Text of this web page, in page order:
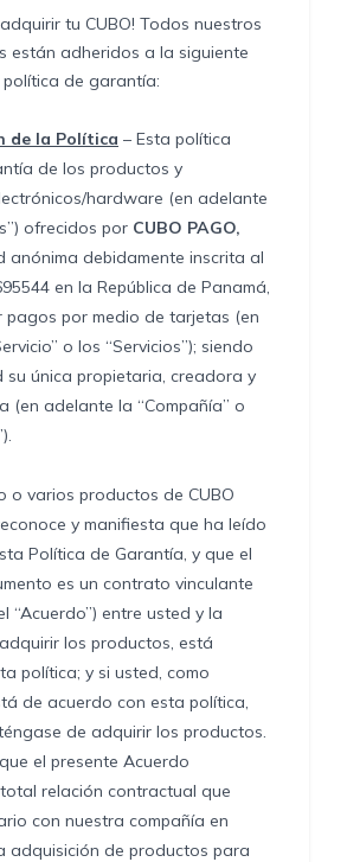
tu CUBO! Todos nuestros
están adheridos a la siguiente
política de garantía:
de la Política – Esta política
de los productos y
hardware (en adelante
ofrecidos por CUBO PAGO,
anónima debidamente inscrita al
en la República de Panamá,
pagos por medio de tarjetas (en
o los “Servicios”); siendo
su única propietaria, creadora y
(en adelante la “Compañía” o
o varios productos de CUBO
y manifiesta que ha leído
Política de Garantía, y que el
es un contrato vinculante
“Acuerdo”) entre usted y la
los productos, está
política; y si usted, como
de acuerdo con esta política,
de adquirir los productos.
el presente Acuerdo
relación contractual que
con nuestra compañía en
adquisición de productos para